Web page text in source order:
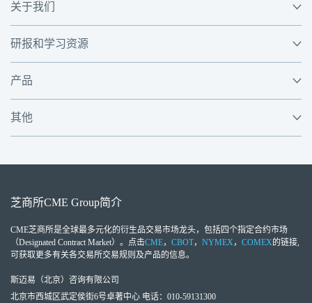
关于我们
研报和学习资源
产品
其他
芝商所CME Group简介
CME芝商所是全球最多元化的衍生品交易市场龙头，包括四个指定合约市场
（Designated Contract Market）。点击CME， CBOT， NYMEX， COMEX的链接,
可获取更多有关各交易所交易规则及产品的信息。
斯迈易（北京）咨询有限公司
北京市西城区武定侯街6号卓著中心 电话：010-59131300